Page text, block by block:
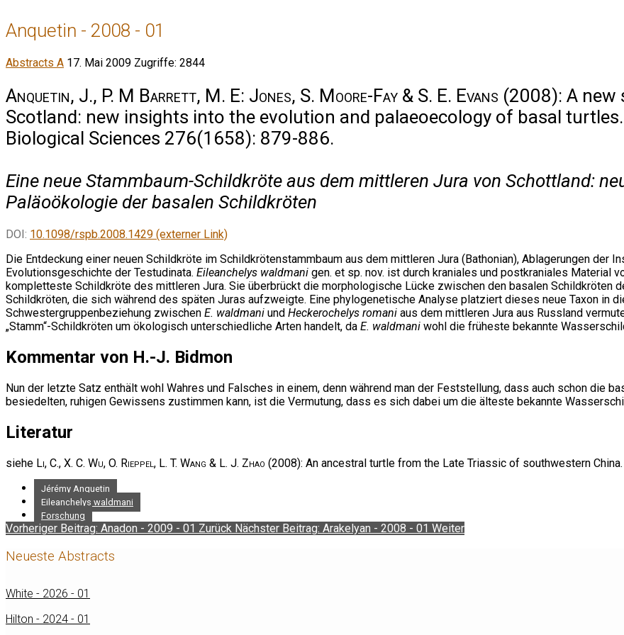
Anquetin - 2008 - 01
Abstracts A 17. Mai 2009 Zugriffe: 2844
Anquetin, J., P. M Barrett, M. E: Jones, S. Moore-Fay & S. E. Evans (2008): A
Scotland: new insights into the evolution and palaeoecology of basal
Biological Sciences 276(1658): 879-886.
Eine neue Stammbaum-Schildkröte aus dem mittleren Jura von Schottland:
Paläoökologie der basalen Schildkröten
DOI: 10.1098/rspb.2008.1429 (externer Link)
Die Entdeckung einer neuen Schildkröte im Schildkrötenstammbaum aus dem mittleren Jura (Bathonian), Ablagerungen der
Evolutionsgeschichte der Testudinata. Eileanchelys waldmani gen. et sp. nov. ist durch kraniales und postkraniales Material
kompletteste Schildkröte des mittleren Jura. Sie überbrückt die morphologische Lücke zwischen den basalen Schildkröten
Schildkröten, die sich während des späten Juras aufzweigte. Eine phylogenetische Analyse platziert dieses neue Taxon in
Schwestergruppenbeziehung zwischen E. waldmani und Heckerochelys romani aus dem mittleren Jura aus Russland
„Stamm“-Schildkröten um ökologisch unterschiedliche Arten handelt, da E. waldmani wohl die früheste bekannte
Kommentar von H.-J. Bidmon
Nun der letzte Satz enthält wohl Wahres und Falsches in einem, denn während man der Feststellung, dass auch schon die
besiedelten, ruhigen Gewissens zustimmen kann, ist die Vermutung, dass es sich dabei um die älteste bekannte
Literatur
siehe Li, C., X. C. Wu, O. Rieppel, L. T. Wang & L. J. Zhao (2008): An ancestral turtle from the Late Triassic of southwestern
Jérémy Anquetin
Eileanchelys waldmani
Forschung
Vorheriger Beitrag: Anadon - 2009 - 01 Zurück Nächster Beitrag: Arakelyan - 2008 - 01 Weiter
Neueste Abstracts
White - 2026 - 01
Hilton - 2024 - 01